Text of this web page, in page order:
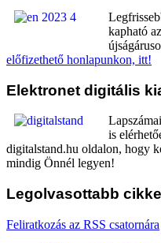
kapható az
előfizethető honlapunkon, itt!
Elektronet digitális
is
digitalstand.hu oldalon, hogy
mindig Önnél legyen!
Legolvasottabb
Feliratkozás az RSS csatornára